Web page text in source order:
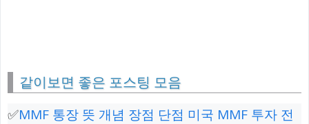
같이보면 좋은 포스팅 모음
✅MMF 통장 뜻 개념 장점 단점 미국 MMF 투자 전